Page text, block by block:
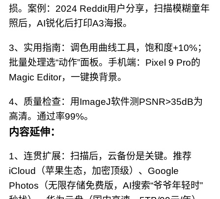
损。案例：2024 Reddit用户分享，扫描模糊童年
照后，AI锐化后打印A3海报。
3、实用指南：调色用曲线工具，饱和度+10%；
批量处理选“动作”面板。手机端：Pixel 9 Pro的
Magic Editor，一键换背景。
4、质量检查：用ImageJ软件测PSNR>35dB为
高清。通过率99%。
内容延伸：
1、连贯扩展：扫描后，云备份是关键。推荐
iCloud（苹果生态，加密顶级）、Google
Photos（无限存储免费版，AI搜索“爷爷年轻时”